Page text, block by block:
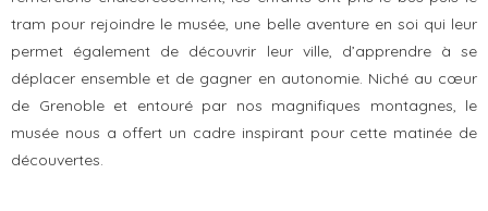
tram pour rejoindre le musée, une belle aventure en soi qui leur
permet également de découvrir leur ville, d’apprendre à se
déplacer ensemble et de gagner en autonomie. Niché au cœur
de Grenoble et entouré par nos magnifiques montagnes, le
musée nous a offert un cadre inspirant pour cette matinée de
découvertes.